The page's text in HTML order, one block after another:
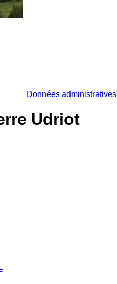
Données administratives
Udriot